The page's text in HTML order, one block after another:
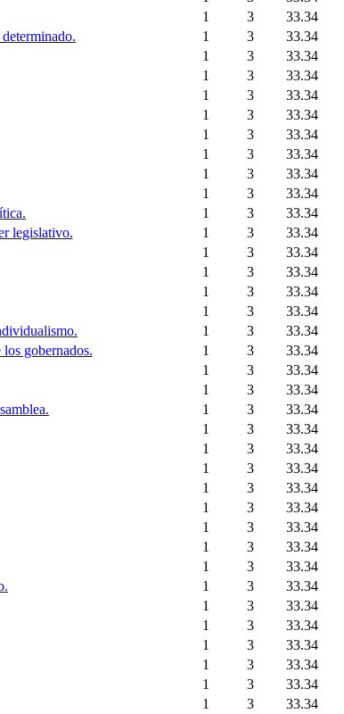
1 3
33.34
1 3
33.34
1 3
33.34
1 3
33.34
1 3
33.34
1 3
33.34
1 3
33.34
1 3
33.34
1 3
33.34
1 3
33.34
1 3
33.34
legislativo. 1 3
33.34
1 3
33.34
1 3
33.34
1 3
33.34
1 3
33.34
1 3
33.34
gobernados. 1 3
33.34
1 3
33.34
1 3
33.34
1 3
33.34
1 3
33.34
1 3
33.34
1 3
33.34
1 3
33.34
1 3
33.34
1 3
33.34
1 3
33.34
1 3
33.34
1 3
33.34
1 3
33.34
1 3
33.34
1 3
33.34
1 3
33.34
1 3
33.34
1 3
33.34